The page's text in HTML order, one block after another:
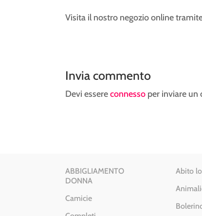
Visita il nostro negozio online
Invia commento
Devi essereconnesso per inviare un
ABBIGLIAMENTO
DONNA
Camicie
Abito